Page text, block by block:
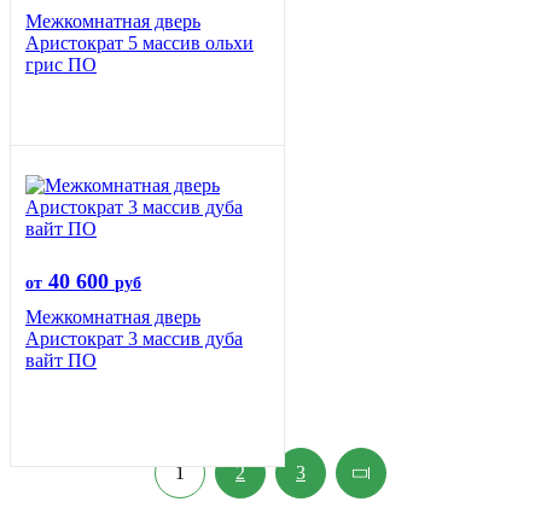
Межкомнатная дверь
Аристократ 5 массив ольхи
грис ПО
от 40 600 руб
Межкомнатная дверь
Аристократ 3 массив дуба
вайт ПО
1 2 3